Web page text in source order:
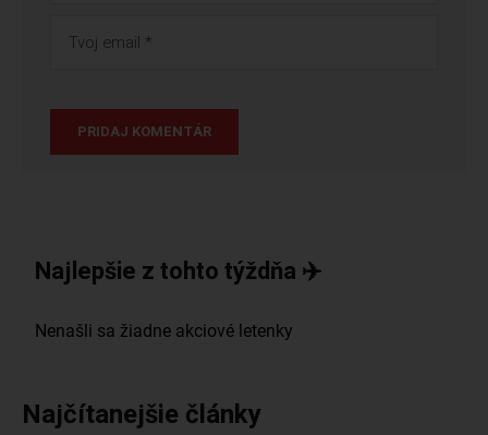
Najlepšie z tohto týždňa ✈️
Najčítanejšie články